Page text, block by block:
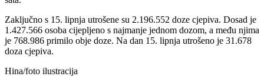
Zaključno s 15. lipnja utrošene su 2.196.552 doze cjepiva. Dosad je
1.427.566 osoba cijepljeno s najmanje jednom dozom, a među njima
je 768.986 primilo obje doze. Na dan 15. lipnja utrošeno je 31.678
doza cjepiva.
Hina/foto ilustracija